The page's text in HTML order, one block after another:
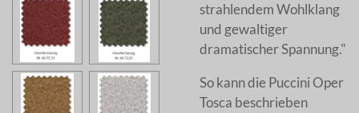
strahlendem Wohlklang
und gewaltiger
dramatischer Spannung."
So kann die Puccini Oper
Tosca beschrieben